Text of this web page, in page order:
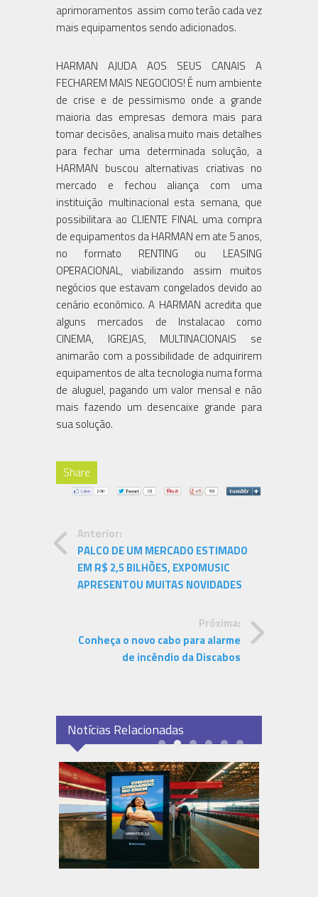
aprimoramentos assim como terão cada vez
mais equipamentos sendo adicionados.
HARMAN AJUDA AOS SEUS CANAIS A
FECHAREM MAIS NEGOCIOS! É num ambiente
de crise e de pessimismo onde a grande
maioria das empresas demora mais para
tomar decisões, analisa muito mais detalhes
para fechar uma determinada solução, a
HARMAN buscou alternativas criativas no
mercado e fechou aliança com uma
instituição multinacional esta semana, que
possibilitara ao CLIENTE FINAL uma compra
de equipamentos da HARMAN em ate 5 anos,
no formato RENTING ou LEASING
OPERACIONAL, viabilizando assim muitos
negócios que estavam congelados devido ao
cenário econômico. A HARMAN acredita que
alguns mercados de Instalacao como
CINEMA, IGREJAS, MULTINACIONAIS se
animarão com a possibilidade de adquirirem
equipamentos de alta tecnologia numa forma
de aluguel, pagando um valor mensal e não
mais fazendo um desencaixe grande para
sua solução.
Share
Anterior:
PALCO DE UM MERCADO ESTIMADO
EM R$ 2,5 BILHÕES, EXPOMUSIC
APRESENTOU MUITAS NOVIDADES
Próxima:
Conheça o novo cabo para alarme
de incêndio da Discabos
Notícias Relacionadas